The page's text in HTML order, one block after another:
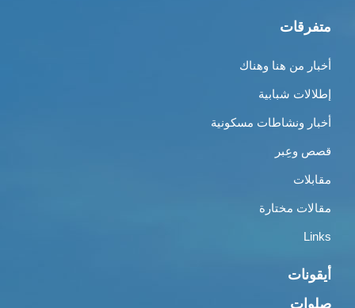
متفرقات
أخبار من هنا وهناك
إطلالات شبابية
أخبار ونشاطات مسكونية
قصص وعِبر
مقابلات
مقالات مختارة
Links
أيقونات
صلوات